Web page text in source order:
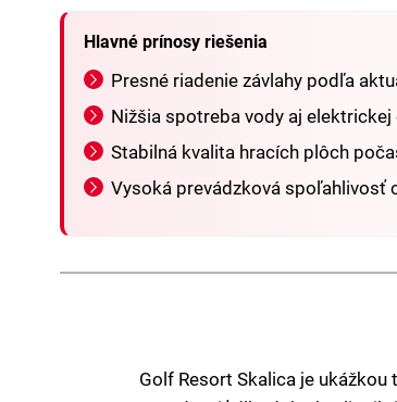
Hlavné prínosy riešenia
Presné riadenie závlahy podľa
Nižšia spotreba vody aj elektrickej
Stabilná kvalita hracích plôch
Vysoká prevádzková spoľahlivosť
Golf Resort Skalica je